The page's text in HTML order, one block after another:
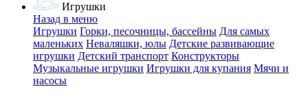
Игрушки
Назад в меню
Игрушки Горки, песочницы, бассейны Для самых
маленьких Неваляшки, юлы Детские развивающие
игрушки Детский транспорт Конструкторы
Музыкальные игрушки Игрушки для купания Мячи и
насосы